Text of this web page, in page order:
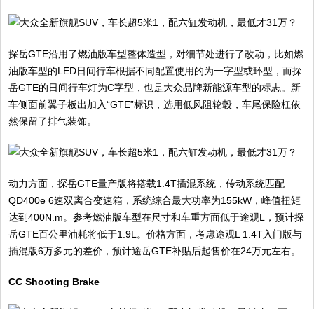
探岳GTE沿用了燃油版车型整体造型，对细节处进行了改动，比如燃
油版车型的LED日间行车根据不同配置使用的为一字型或环型，而探
岳GTE的日间行车灯为C字型，也是大众品牌新能源车型的标志。新
车侧面前翼子板出加入“GTE”标识，选用低风阻轮毂，车尾保险杠依
然保留了排气装饰。
动力方面，探岳GTE量产版将搭载1.4T插混系统，传动系统匹配
QD400e 6速双离合变速箱，系统综合最大功率为155kW，峰值扭矩
达到400N.m。参考燃油版车型在尺寸和车重方面低于途观L，预计探
岳GTE百公里油耗将低于1.9L。价格方面，考虑途观L 1.4T入门版与
插混版6万多元的差价，预计途岳GTE补贴后起售价在24万元左右。
CC Shooting Brake